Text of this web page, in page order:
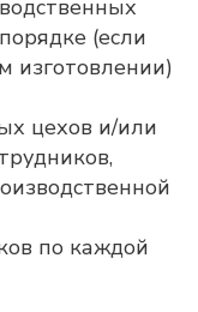
(если
изготовлении)
цехов и/или
по каждой